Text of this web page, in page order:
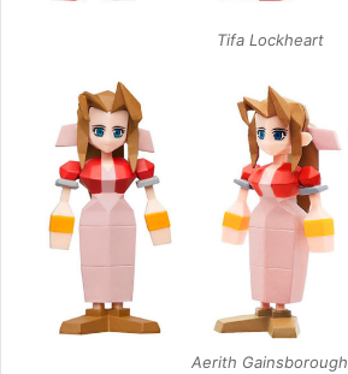
Tifa Lockheart
Aerith Gainsborough